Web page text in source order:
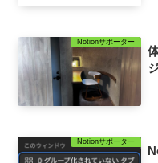
Notionサポーター
Notionサポーター